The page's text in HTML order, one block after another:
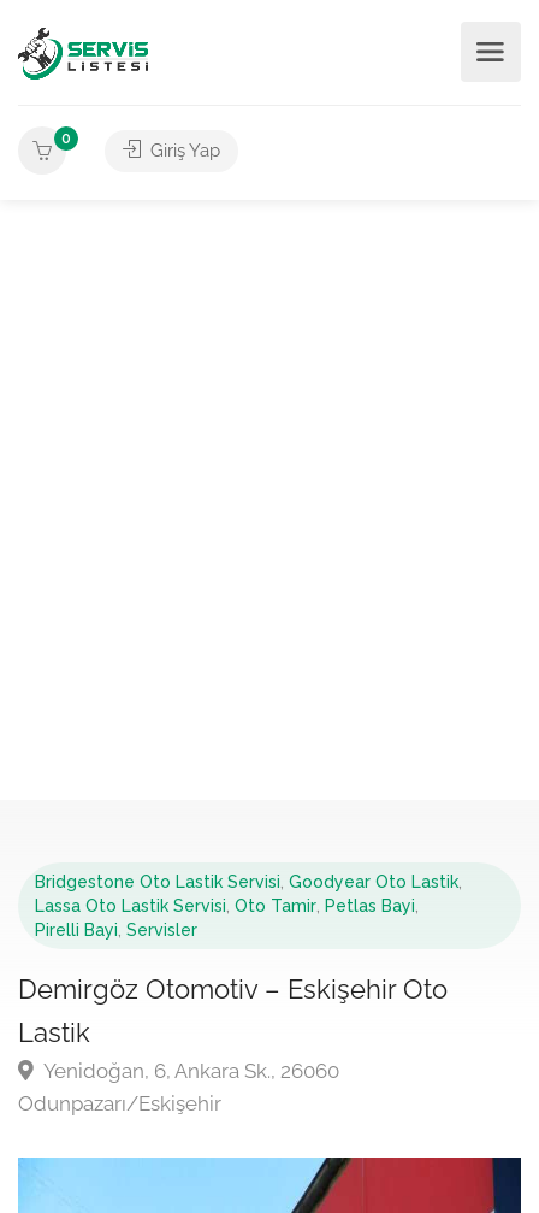
0
Giriş Yap
Bridgestone Oto Lastik Servisi Goodyear Oto Lastik
Lassa Oto Lastik Servisi Oto Tamir Petlas Bayi
Pirelli Bayi Servisler
Demirgöz Otomotiv – Eskişehir Oto
Lastik
Yenidoğan, 6, Ankara Sk., 26060
Odunpazarı/Eskişehir